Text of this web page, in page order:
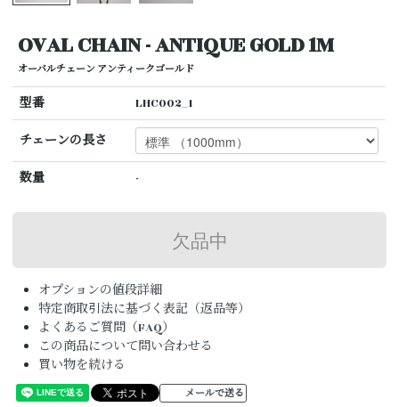
OVAL CHAIN - ANTIQUE GOLD 1M
オーバルチェーン アンティークゴールド
型番 LHC002_1
チェーンの長さ
数量 -
オプションの値段詳細
特定商取引法に基づく表記（返品等）
よくあるご質問（FAQ）
この商品について問い合わせる
買い物を続ける
メールで送る